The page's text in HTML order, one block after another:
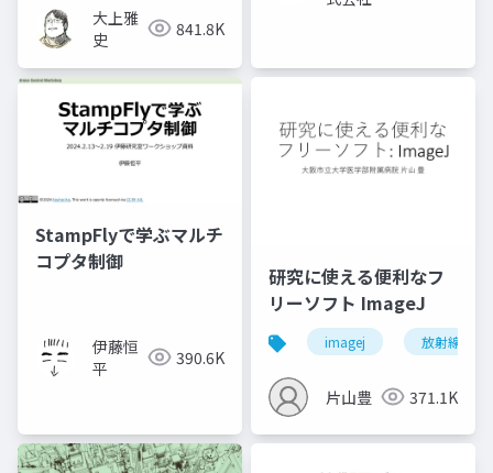
大上雅
史
841.8K
StampFlyで学ぶマルチ
コプタ制御
伊藤恒
平
390.6K
研究に使える便利なフ
リーソフト ImageJ
imagej 放射線技師
片山豊 371.1K